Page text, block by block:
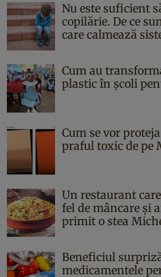
Nu este suficient
copilărie. De ce
care calmează
Cum au
plastic în școli
Cum se vor
praful toxic de pe
Un restaurant
fel de mâncare și
primit o stea
Beneficiul
medicamentele